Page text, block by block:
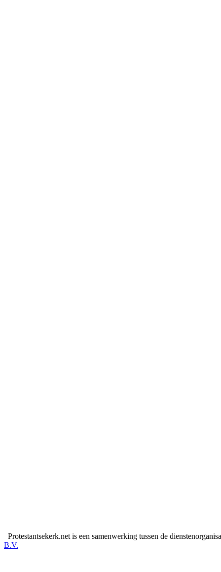
Protestantsekerk.net is een samenwerking tussen de
B.V.